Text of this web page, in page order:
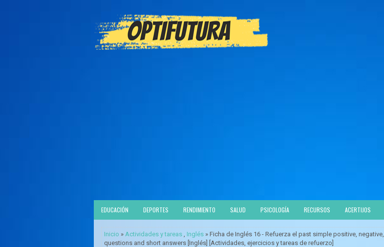
EDUCACIÓN DEPORTES RENDIMIENTO SALUD PSICOLOGÍA RECURSOS ACERTIJOS
Inicio » Actividades y tareas , Inglés » Ficha de Inglés 16 - Refuerza el past simple positive, negative,
questions and short answers [Inglés] [Actividades, ejercicios y tareas de refuerzo]